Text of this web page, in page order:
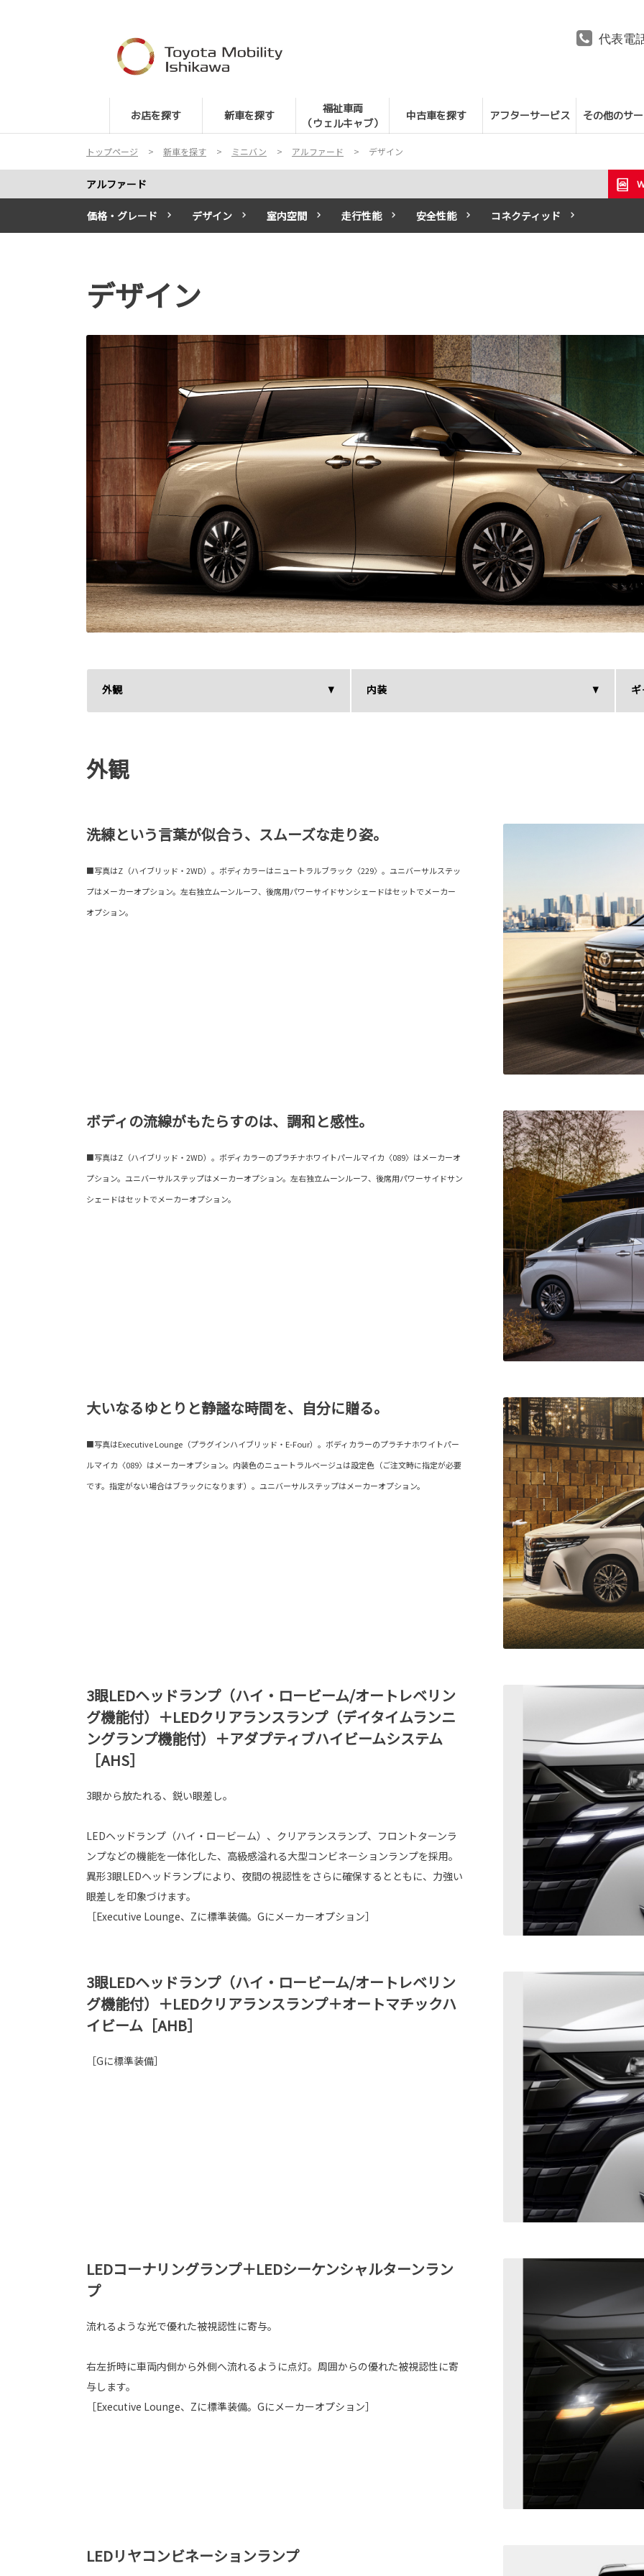
代表電
お店を探す 新車を探す
福祉車両
（ウェルキャブ）
中古車を探す アフターサービス その他のサ
トップページ 新車を探す ミニバン アルファード デザイン
アルファード
価格・グレード デザイン 室内空間 走行性能 安全性能 コネクティッド
デザイン
外観 内装
外観
洗練という言葉が似合う、スムーズな走り姿。
■写真はZ（ハイブリッド・2WD）。ボディカラーはニュートラルブラック〈229〉。ユニバーサルステッ
プはメーカーオプション。左右独立ムーンルーフ、後席用パワーサイドサンシェードはセットでメーカー
オプション。
ボディの流線がもたらすのは、調和と感性。
■写真はZ（ハイブリッド・2WD）。ボディカラーのプラチナホワイトパールマイカ〈089〉はメーカーオ
プション。ユニバーサルステップはメーカーオプション。左右独立ムーンルーフ、後席用パワーサイドサン
シェードはセットでメーカーオプション。
大いなるゆとりと静謐な時間を、自分に贈る。
■写真はExecutive Lounge（プラグインハイブリッド・E-Four）。ボディカラーのプラチナホワイトパー
ルマイカ〈089〉はメーカーオプション。内装色のニュートラルベージュは設定色（ご注文時に指定が必要
です。指定がない場合はブラックになります）。ユニバーサルステップはメーカーオプション。
3眼LEDヘッドランプ（ハイ・ロービーム/オートレベリン
グ機能付）＋LEDクリアランスランプ（デイタイムランニ
ングランプ機能付）＋アダプティブハイビームシステム
［AHS］
3眼から放たれる、鋭い眼差し。
LEDヘッドランプ（ハイ・ロービーム）、クリアランスランプ、フロントターンラ
ンプなどの機能を一体化した、高級感溢れる大型コンビネーションランプを採用。
異形3眼LEDヘッドランプにより、夜間の視認性をさらに確保するとともに、力強い
眼差しを印象づけます。
［Executive Lounge、Zに標準装備。Gにメーカーオプション］
3眼LEDヘッドランプ（ハイ・ロービーム/オートレベリン
グ機能付）＋LEDクリアランスランプ＋オートマチックハ
イビーム［AHB］
［Gに標準装備］
LEDコーナリングランプ＋LEDシーケンシャルターンラン
プ
流れるような光で優れた被視認性に寄与。
右左折時に車両内側から外側へ流れるように点灯。周囲からの優れた被視認性に寄
与します。
［Executive Lounge、Zに標準装備。Gにメーカーオプション］
LEDリヤコンビネーションランプ